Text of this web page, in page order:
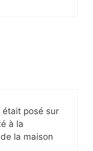
était posé sur
à la
la maison